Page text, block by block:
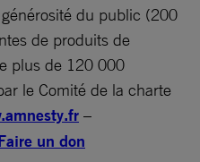
du public (200
de produits de
plus de 120 000
le Comité de la charte
–
un don